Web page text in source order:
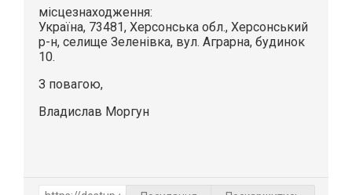
місцезнаходження:
Україна, 73481, Херсонська обл., Херсонський
р-н, селище Зеленівка, вул. Аграрна, будинок
10.
З повагою,
Владислав Моргун